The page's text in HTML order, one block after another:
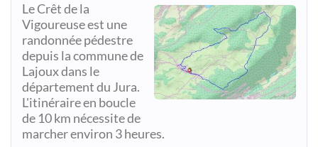
Le Crêt de la
Vigoureuse est une
randonnée pédestre
depuis la commune de
Lajoux dans le
département du Jura.
L'itinéraire en boucle
de 10 km nécessite de
marcher environ 3 heures.